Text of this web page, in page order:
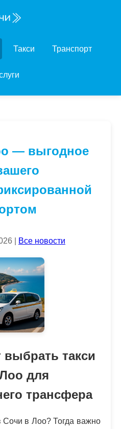
Такси Транспорт
— выгодное
| Все новости
выбрать такси
для
трансфера
Сочи в Лоо? Тогда важно